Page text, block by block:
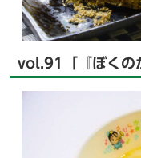
vol.91「『ぼくの